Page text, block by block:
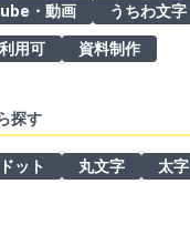
・動画 うちわ文字
用可 資料制作
探す
ドット 丸文字 太字